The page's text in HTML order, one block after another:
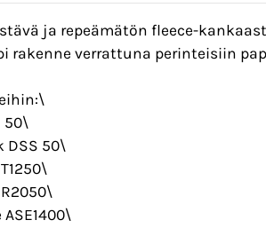
ja repeämätön fleece-
rakenne verrattuna perinteisiin
50\
DSS 50\